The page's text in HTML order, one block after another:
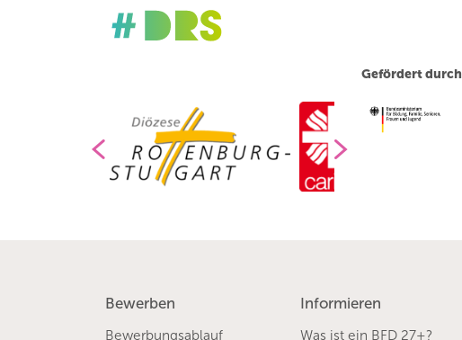
Gefördert durch
Bewerben
Bewerbungsablauf
Informieren
Was ist ein BFD 27+?